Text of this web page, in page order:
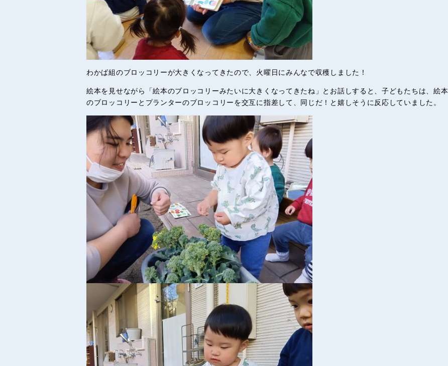
わかば組のブロッコリーが大きくなってきたので、火曜日にみんなで収穫しました！
絵本を見せながら「絵本のブロッコリーみたいに大きくなってきたね」とお話しすると、子どもたちは、絵本
のブロッコリーとプランターのブロッコリーを交互に指差して、同じだ！と嬉しそうに反応していました。